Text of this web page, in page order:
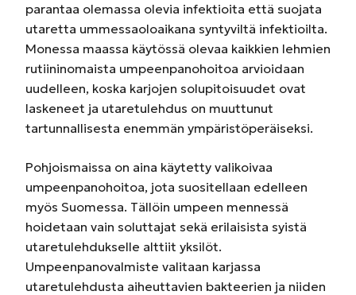
parantaa olemassa olevia infektioita että suojata
utaretta ummessaoloaikana syntyviltä infektioilta.
Monessa maassa käytössä olevaa kaikkien lehmien
rutiininomaista umpeenpanohoitoa arvioidaan
uudelleen, koska karjojen solupitoisuudet ovat
laskeneet ja utaretulehdus on muuttunut
tartunnallisesta enemmän ympäristöperäiseksi.
Pohjoismaissa on aina käytetty valikoivaa
umpeenpanohoitoa, jota suositellaan edelleen
myös Suomessa. Tällöin umpeen mennessä
hoidetaan vain soluttajat sekä erilaisista syistä
utaretulehdukselle alttiit yksilöt.
Umpeenpanovalmiste valitaan karjassa
utaretulehdusta aiheuttavien bakteerien ja niiden